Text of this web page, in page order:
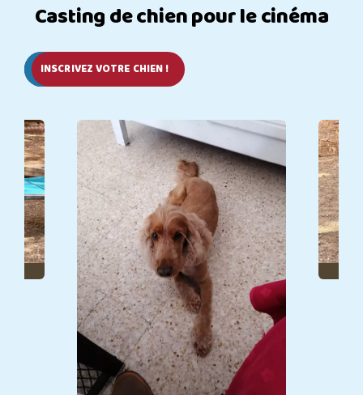
Casting de chien pour le cinéma
INSCRIVEZ VOTRE CHIEN !